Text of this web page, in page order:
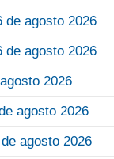
de agosto 2026
de agosto 2026
2026
agosto 2026
agosto 2026